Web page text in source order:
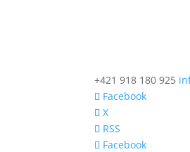
+421 918 180 925
Facebook
X
RSS
Facebook